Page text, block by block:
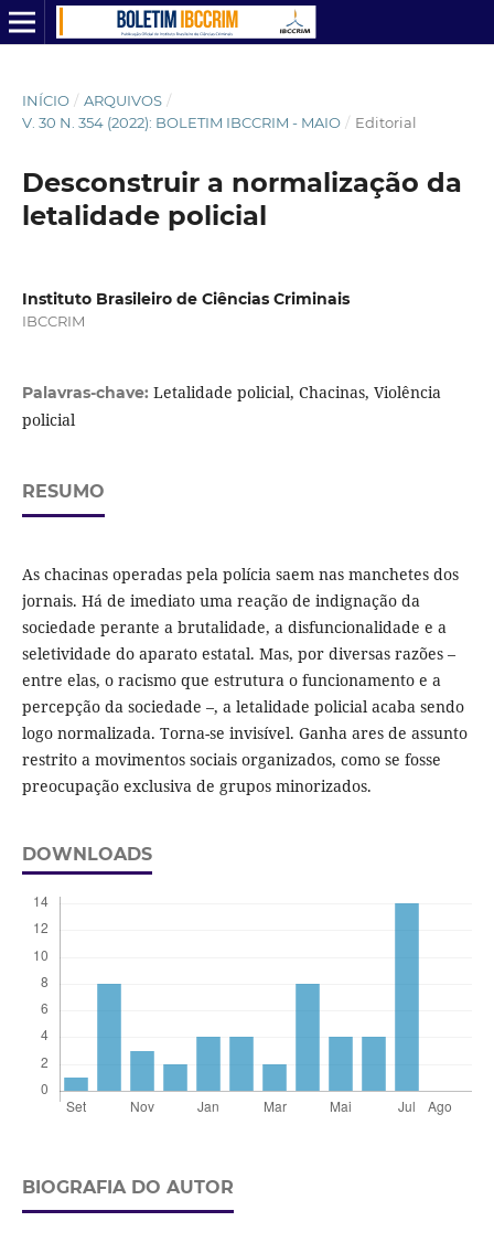
INÍCIO / ARQUIVOS /
V. 30 N. 354 (2022): BOLETIM IBCCRIM - MAIO / Editorial
Desconstruir a normalização da
letalidade policial
Instituto Brasileiro de Ciências Criminais
IBCCRIM
Palavras-chave: Letalidade policial, Chacinas, Violência
policial
RESUMO
As chacinas operadas pela polícia saem nas manchetes dos
jornais. Há de imediato uma reação de indignação da
sociedade perante a brutalidade, a disfuncionalidade e a
seletividade do aparato estatal. Mas, por diversas razões –
entre elas, o racismo que estrutura o funcionamento e a
percepção da sociedade –, a letalidade policial acaba sendo
logo normalizada. Torna-se invisível. Ganha ares de assunto
restrito a movimentos sociais organizados, como se fosse
preocupação exclusiva de grupos minorizados.
DOWNLOADS
BIOGRAFIA DO AUTOR